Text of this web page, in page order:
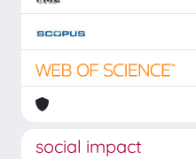
social impact